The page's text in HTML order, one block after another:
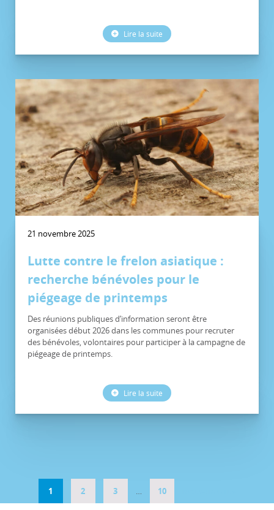
Lire la suite
21 novembre 2025
Lutte contre le frelon asiatique :
recherche bénévoles pour le
piégeage de printemps
Des réunions publiques d’information seront être
organisées début 2026 dans les communes pour recruter
des bénévoles, volontaires pour participer à la campagne de
piégeage de printemps.
Lire la suite
1 2 3 … 10